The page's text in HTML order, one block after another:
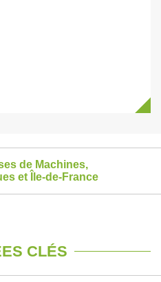
de Machines,
et Île-de-France
CLÉS